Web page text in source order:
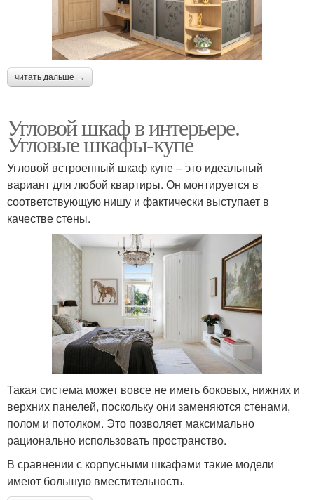
читать дальше →
Угловой шкаф в интерьере.
Угловые шкафы-купе
Угловой встроенный шкаф купе – это идеальный
вариант для любой квартиры. Он монтируется в
соответствующую нишу и фактически выступает в
качестве стены.
Такая система может вовсе не иметь боковых, нижних и
верхних панелей, поскольку они заменяются стенами,
полом и потолком. Это позволяет максимально
рационально использовать пространство.
В сравнении с корпусными шкафами такие модели
имеют большую вместительность.